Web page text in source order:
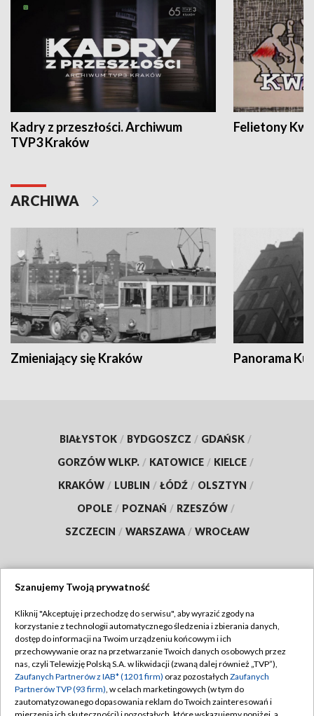
Kadry z przeszłości. Archiwum
TVP3 Kraków
Felietony
ARCHIWA
Zmieniający się Kraków Panorama
BIAŁYSTOK / BYDGOSZCZ / GDAŃSK /
GORZÓW WLKP. / KATOWICE / KIELCE /
KRAKÓW / LUBLIN / ŁÓDŹ / OLSZTYN /
OPOLE / POZNAŃ / RZESZÓW /
SZCZECIN / WARSZAWA / WROCŁAW
TVP
Abonament TVP
Emisja w TVP
Centrum informacji TVP
Regulamin TVP
Polityka prywatności
Moje zgody
Szanujemy Twoją prywatność
Kliknij "Akceptuję i przechodzę do serwisu", aby wyrazić zgody na
korzystanie z technologii automatycznego śledzenia i zbierania danych,
dostęp do informacji na Twoim urządzeniu końcowym i ich
przechowywanie oraz na przetwarzanie Twoich danych osobowych przez
nas, czyli Telewizję Polską S.A. w likwidacji (zwaną dalej również „TVP”),
Zaufanych Partnerów z IAB* (1201 firm) oraz pozostałych Zaufanych
Partnerów TVP (93 firm), w celach marketingowych (w tym do
zautomatyzowanego dopasowania reklam do Twoich zainteresowań i